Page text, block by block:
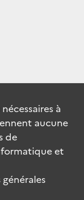
à
aucune
de
et